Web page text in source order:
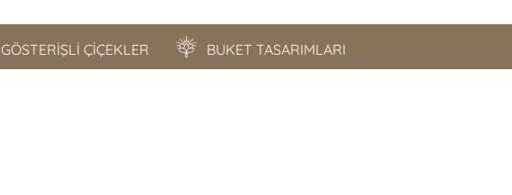
GÖSTERİŞLİ ÇİÇEKLER BUKET TASARIMLARI